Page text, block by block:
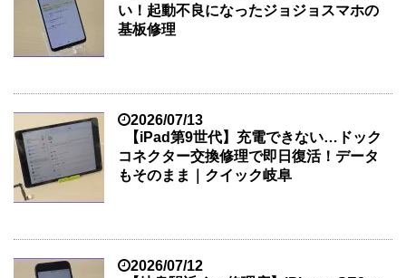
い！起動不良になったジョジョスマホの
基板修理
2026/07/13
【iPad第9世代】充電できない…ドック
コネクター交換修理で即日復活！データ
もそのまま｜クイック岐阜
2026/07/12